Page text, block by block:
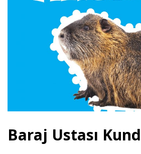
Baraj Ustası